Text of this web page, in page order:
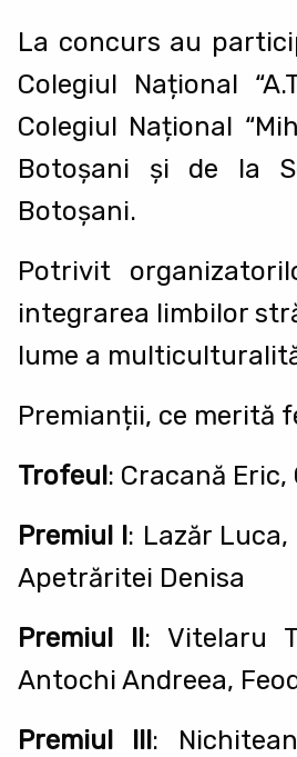
La concurs au
Colegiul Național
Colegiul Național
Botoșani și de la
Botoșani.
Potrivit
integrarea limbilor
lume a
Premianții, ce merită
Trofeul: Cracană
Premiul I: Lazăr
Apetrăritei Denisa
Premiul II: Vitelaru
Antochi Andreea,
Premiul III: